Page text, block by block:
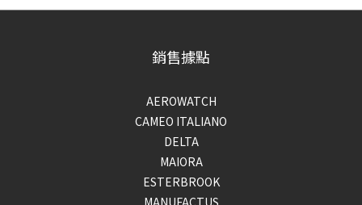
銷售據點
AEROWATCH
CAMEO ITALIANO
DELTA
MAIORA
ESTERBROOK